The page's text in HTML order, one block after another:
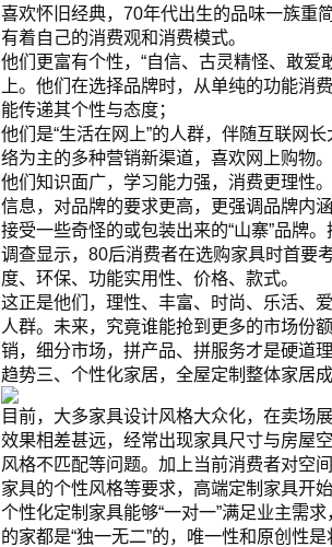
喜欢怀旧经典，70年代出生的品味一族重
有着自己的消费观和消费模式。
他们更富有个性，“自信、古灵精怪、敢爱
上。他们在选择品牌时，从单纯的功能消
能传递其个性与态度；
他们是“生活在网上”的人群，伴随互联网
络为主的多种营销新渠道，喜欢网上购物。
他们知识面广，学习能力强，消费更理性
信息，对品牌的要求更高，更强调品牌内
接受一些奇怪的或包装出来的“山寨”品牌
调查显示，80后消费者在选购家具时首要
度、环保、功能实用性、价格、款式。
这正是他们，理性、丰富、时尚、乐活、
人群。未来，究竟谁能抢到更多的市场份
销，细分市场，拼产品、拼服务才是硬道
趋势三、个性化家居，全屋定制整体家居
目前，大多家具设计风格大众化，在卖场
效果相差甚远，经常出现家具尺寸与房屋
风格不匹配等问题。加上当前消费者对空
家具的个性风格等要求，高端定制家具开
个性化定制家具能够“一对一”满足业主需
的家都是“独一无二”的，唯一性和原创性